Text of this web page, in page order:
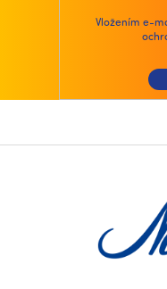
Vložením e-
á